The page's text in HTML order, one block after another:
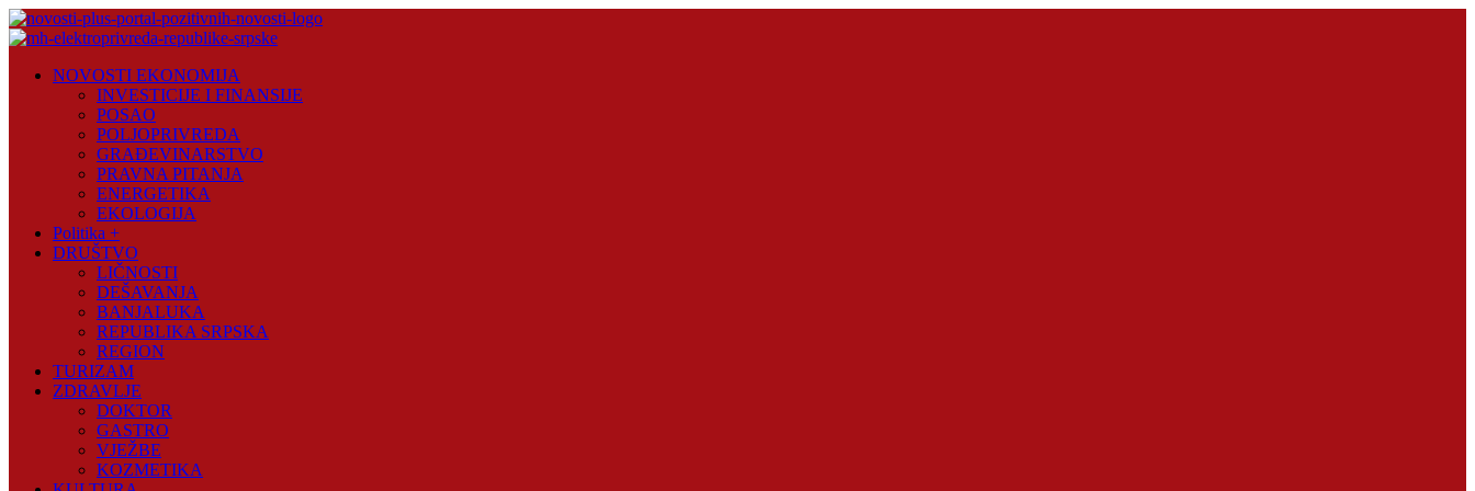
Skip
to
Plus
NOVOSTI EKONOMIJA
INVESTICIJE I FINANSIJE
POSAO
POLJOPRIVREDA
GRAĐEVINARSTVO
PRAVNA PITANJA
ENERGETIKA
EKOLOGIJA
Politika +
DRUŠTVO
LIČNOSTI
DEŠAVANJA
BANJALUKA
REPUBLIKA SRPSKA
REGION
TURIZAM
ZDRAVLJE
DOKTOR
GASTRO
VJEŽBE
KOZMETIKA